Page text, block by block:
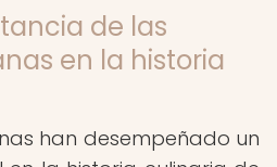
de las
en la historia
han desempeñado un